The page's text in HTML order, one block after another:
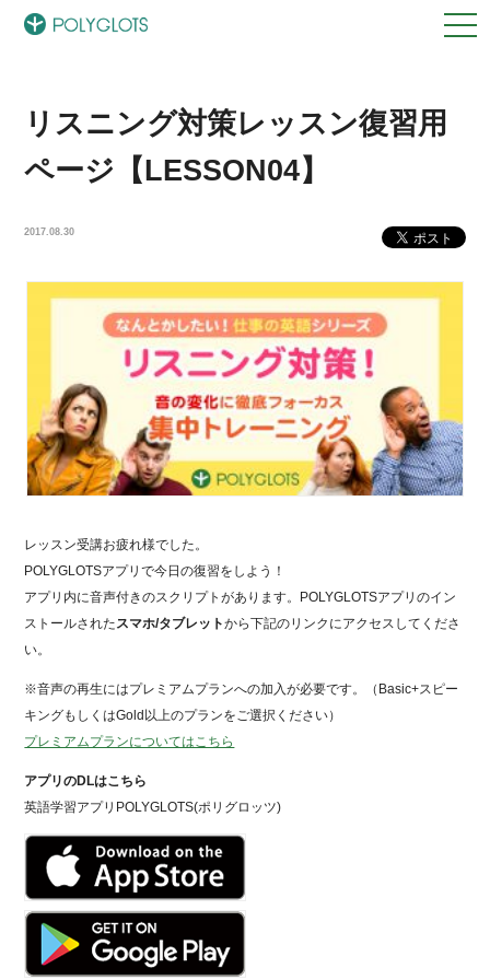
リスニング対策レッスン復習用
ページ【LESSON04】
2017.08.30
レッスン受講お疲れ様でした。
POLYGLOTSアプリで今日の復習をしよう！
アプリ内に音声付きのスクリプトがあります。POLYGLOTSアプリのイン
ストールされたスマホ/タブレットから下記のリンクにアクセスしてくださ
い。
※音声の再生にはプレミアムプランへの加入が必要です。（Basic+スピー
キングもしくはGold以上のプランをご選択ください）
プレミアムプランについてはこちら
アプリのDLはこちら
英語学習アプリPOLYGLOTS(ポリグロッツ)